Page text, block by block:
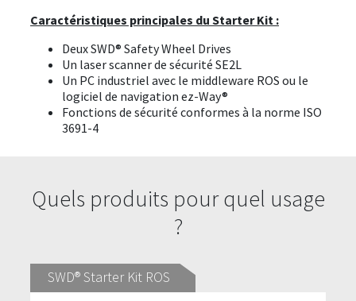
Caractéristiques principales du Starter Kit :
Deux SWD® Safety Wheel Drives
Un laser scanner de sécurité SE2L
Un PC industriel avec le middleware ROS ou le
logiciel de navigation ez-Way®
Fonctions de sécurité conformes à la norme ISO
3691-4
Quels produits pour quel usage
?
SWD® Starter Kit ROS